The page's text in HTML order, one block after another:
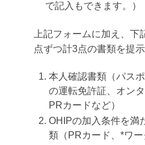
で記入もできます。）
上記フォームに加え、
点ずつ計3点の書類を提示
本人確認書類（パス
の運転免許証、オン
PRカードなど）
OHIPの加入条件を満
類（PRカード、*ワー